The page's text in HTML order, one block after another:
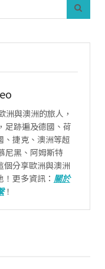
洲與澳洲的旅人，
足跡遍及德國、荷
、捷克、澳洲等超
尼黑、阿姆斯特
個分享歐洲與澳洲
更多資訊： 關於
！